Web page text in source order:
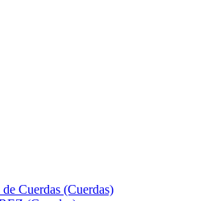
de Cuerdas (Cuerdas)